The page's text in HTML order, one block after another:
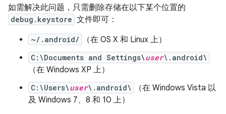
如需解决此问题，只需删除存储在以下某个位置的
debug.keystore 文件即可：
~/.android/ （在 OS X 和 Linux 上）
C:\Documents and Settings\user\.android\
（在 Windows XP 上）
C:\Users\user\.android\
（在 Windows Vista 以
及 Windows 7、8 和 10 上）